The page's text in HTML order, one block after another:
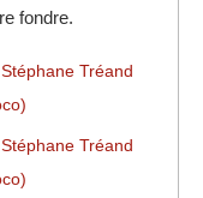
fondre.